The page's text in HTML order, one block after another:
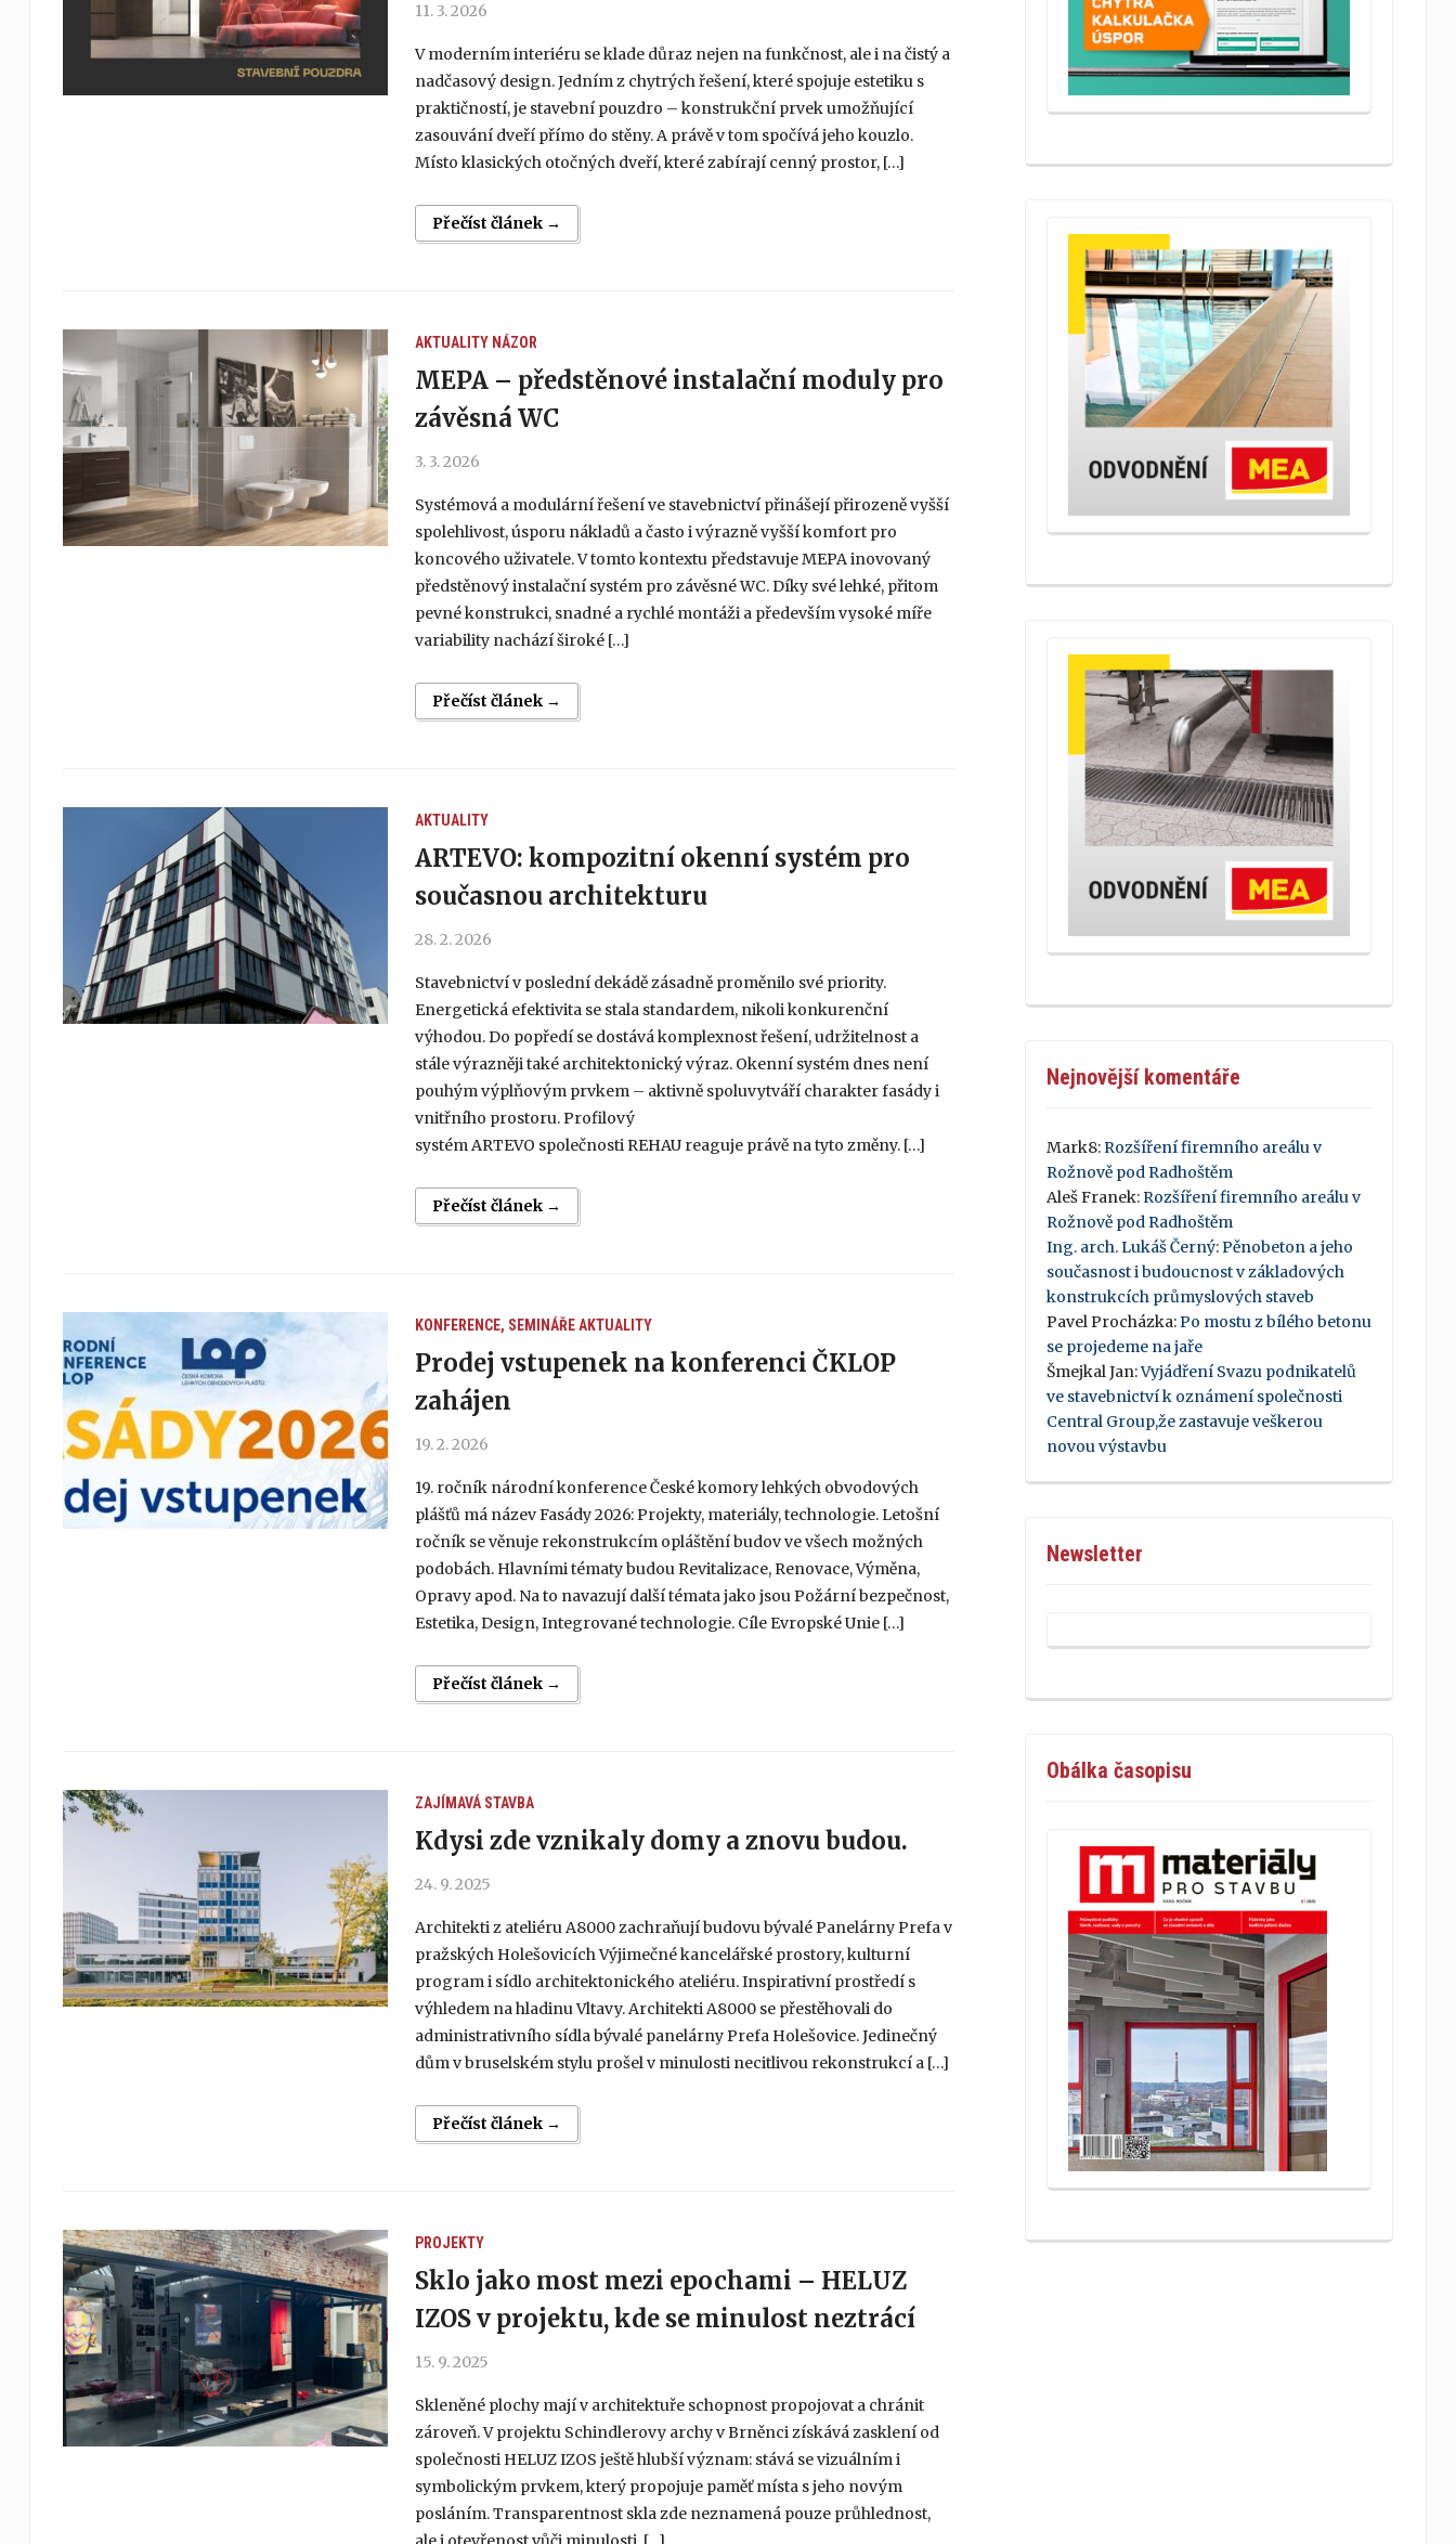
11. 3. 2026
V moderním interiéru se klade důraz nejen na funkčnost, ale i na čistý a
nadčasový design. Jedním z chytrých řešení, které spojuje estetiku s
praktičností, je stavební pouzdro – konstrukční prvek umožňující
zasouvání dveří přímo do stěny. A právě v tom spočívá jeho kouzlo.
Místo klasických otočných dveří, které zabírají cenný prostor, […]
Přečíst článek →
AKTUALITY NÁZOR
MEPA – předstěnové instalační moduly pro
závěsná WC
3. 3. 2026
Systémová a modulární řešení ve stavebnictví přinášejí přirozeně vyšší
spolehlivost, úsporu nákladů a často i výrazně vyšší komfort pro
koncového uživatele. V tomto kontextu představuje MEPA inovovaný
předstěnový instalační systém pro závěsné WC. Díky své lehké, přitom
pevné konstrukci, snadné a rychlé montáži a především vysoké míře
variability nachází široké […]
Přečíst článek →
AKTUALITY
ARTEVO: kompozitní okenní systém pro
současnou architekturu
28. 2. 2026
Stavebnictví v poslední dekádě zásadně proměnilo své priority.
Energetická efektivita se stala standardem, nikoli konkurenční
výhodou. Do popředí se dostává komplexnost řešení, udržitelnost a
stále výrazněji také architektonický výraz. Okenní systém dnes není
pouhým výplňovým prvkem – aktivně spoluvytváří charakter fasády i
vnitřního prostoru. Profilový
systém ARTEVO společnosti REHAU reaguje právě na tyto změny. […]
Přečíst článek →
KONFERENCE, SEMINÁŘEAKTUALITY
Prodej vstupenek na konferenci ČKLOP
zahájen
19. 2. 2026
19. ročník národní konference České komory lehkých obvodových
plášťů má název Fasády 2026: Projekty, materiály, technologie. Letošní
ročník se věnuje rekonstrukcím opláštění budov ve všech možných
podobách. Hlavními tématy budou Revitalizace, Renovace, Výměna,
Opravy apod. Na to navazují další témata jako jsou Požární bezpečnost,
Estetika, Design, Integrované technologie. Cíle Evropské Unie […]
Přečíst článek →
ZAJÍMAVÁ STAVBA
Kdysi zde vznikaly domy a znovu budou.
24. 9. 2025
Architekti z ateliéru A8000 zachraňují budovu bývalé Panelárny Prefa v
pražských Holešovicích Výjimečné kancelářské prostory, kulturní
program i sídlo architektonického ateliéru. Inspirativní prostředí s
výhledem na hladinu Vltavy. Architekti A8000 se přestěhovali do
administrativního sídla bývalé panelárny Prefa Holešovice. Jedinečný
dům v bruselském stylu prošel v minulosti necitlivou rekonstrukcí a […]
Přečíst článek →
PROJEKTY
Sklo jako most mezi epochami – HELUZ
IZOS v projektu, kde se minulost neztrácí
15. 9. 2025
Skleněné plochy mají v architektuře schopnost propojovat a chránit
zároveň. V projektu Schindlerovy archy v Brněnci získává zasklení od
společnosti HELUZ IZOS ještě hlubší význam: stává se vizuálním i
symbolickým prvkem, který propojuje paměť místa s jeho novým
posláním. Transparentnost skla zde neznamená pouze průhlednost,
Nejnovější komentáře
Mark8:Rozšíření firemního areálu v
Rožnově pod Radhoštěm
Aleš Franek:Rozšíření firemního areálu v
Rožnově pod Radhoštěm
Ing. arch. Lukáš Černý:Pěnobeton a jeho
současnost i budoucnost v základových
konstrukcích průmyslových staveb
Pavel Procházka:Po mostu z bílého betonu
se projedeme na jaře
Šmejkal Jan:Vyjádření Svazu podnikatelů
ve stavebnictví k oznámení společnosti
Central Group,že zastavuje veškerou
novou výstavbu
Newsletter
Obálka časopisu